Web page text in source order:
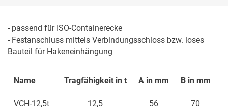
- passend für ISO-Containerecke
- Festanschluss mittels Verbindungsschloss bzw. loses
Bauteil für Hakeneinhängung
Name Tragfähigkeit in t A in mm B in mm
VCH-12,5t 12,5 56 70